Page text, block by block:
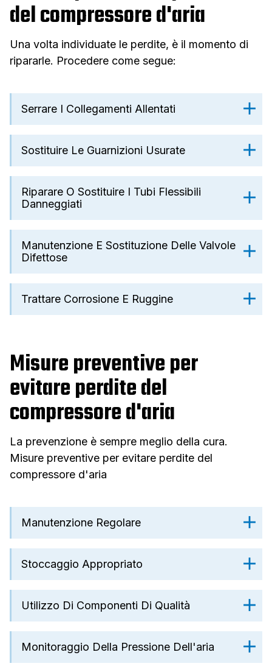
del compressore d'aria
Una volta individuate le perdite, è il momento di
ripararle. Procedere come segue:
Serrare I Collegamenti Allentati
Sostituire Le Guarnizioni Usurate
Riparare O Sostituire I Tubi Flessibili
Danneggiati
Manutenzione E Sostituzione Delle Valvole
Difettose
Trattare Corrosione E Ruggine
Misure preventive per
evitare perdite del
compressore d'aria
La prevenzione è sempre meglio della cura.
Misure preventive per evitare perdite del
compressore d'aria
Manutenzione Regolare
Stoccaggio Appropriato
Utilizzo Di Componenti Di Qualità
Monitoraggio Della Pressione Dell'aria